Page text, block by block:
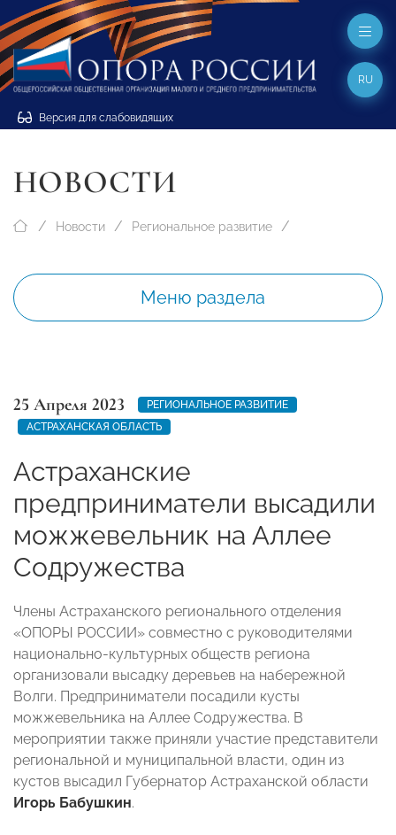
Версия для слабовидящих
RU
НОВОСТИ
Новости Региональное развитие
Меню раздела
25 Апреля 2023
РЕГИОНАЛЬНОЕ РАЗВИТИЕ
АСТРАХАНСКАЯ ОБЛАСТЬ
Астраханские
предприниматели высадили
можжевельник на Аллее
Содружества
Члены Астраханского регионального отделения
«ОПОРЫ РОССИИ» совместно с руководителями
национально-культурных обществ региона
организовали высадку деревьев на набережной
Волги. Предприниматели посадили кусты
можжевельника на Аллее Содружества. В
мероприятии также приняли участие представители
региональной и муниципальной власти, один из
кустов высадил Губернатор Астраханской области
Игорь Бабушкин.